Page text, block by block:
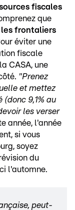
fiscales
que
frontaliers
éviter une
fiscale
CASA, une
"Prenez
et mettez
9,1% au
les verser
année, l'année
si vous
soyez
du
l'automne.
peut-